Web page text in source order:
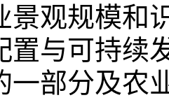
景观规模和
置与可持续
一部分及农